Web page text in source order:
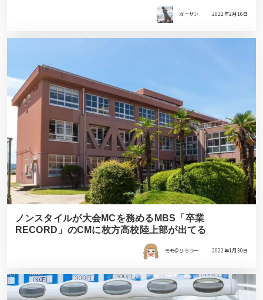
ガーサン 2022年2月16日
ノンスタイルが大会MCを務めるMBS「卒業
RECORD」のCMに枚方高校陸上部が出てる
モモ＠ひらつー 2022年1月30日